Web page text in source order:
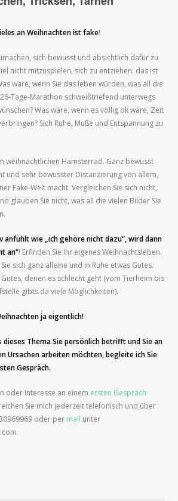
an Weihnachten ist fake!
sich bewusst und absichtlich dafür zu
nicht mitzuspielen, sich zu entziehen: das ist
wäre, wenn Sie das leben würden, was all die
Tage-Marathon schweißtriefend unterwegs
Was wäre, wenn es völlig ok wäre, Zeit
Sich Ruhe, Muße und Entspannung zu
weihnachtlichen Hamsterrad. Ganz bewusst
und sehr bewusster Distanzierung von allem,
Fake-Welt macht. Vergleichen Sie sich nicht,
glauben Sie nicht, was all die vielen Bilder Sie
anfühlt wie „ich gehöre nicht dazu“, wird dann
an“! Erfinden Sie Ihr eigenes Weihnachtsleben.
sich ganz alleine und in Ruhe etwas Gutes.
denen es schlecht geht (vom Tierheim bis
gibts da viele Möglichkeiten).
ja eigentlich!
dieses Thema Sie persönlich betrifft und Sie an
Ursachen arbeiten möchten, begleite ich Sie
Gespräch.
oder Interesse an einem ersten Gespräch
Sie mich jederzeit telefonisch und über
oder per mail unter